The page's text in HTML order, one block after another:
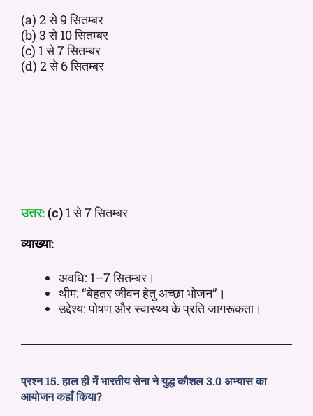
(a) 2 से 9 सितम्बर
(b) 3 से 10 सितम्बर
(c) 1 से 7 सितम्बर
(d) 2 से 6 सितम्बर
उत्तर:(c) 1 से 7 सितम्बर
व्याख्या:
अवधि: 1–7 सितम्बर।
थीम: “बेहतर जीवन हेतु अच्छा भोजन”।
उद्देश्य: पोषण और स्वास्थ्य के प्रति जागरूकता।
प्रश्न 15. हाल ही में भारतीय सेना ने युद्ध कौशल 3.0 अभ्यास का
आयोजन कहाँ किया?